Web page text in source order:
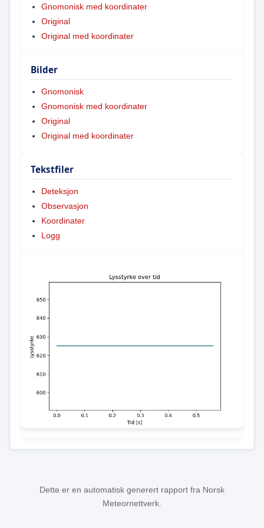
Gnomonisk med koordinater
Original
Original med koordinater
Bilder
Gnomonisk
Gnomonisk med koordinater
Original
Original med koordinater
Tekstfiler
Deteksjon
Observasjon
Koordinater
Logg
Dette er en automatisk generert rapport fra Norsk
Meteornettverk.